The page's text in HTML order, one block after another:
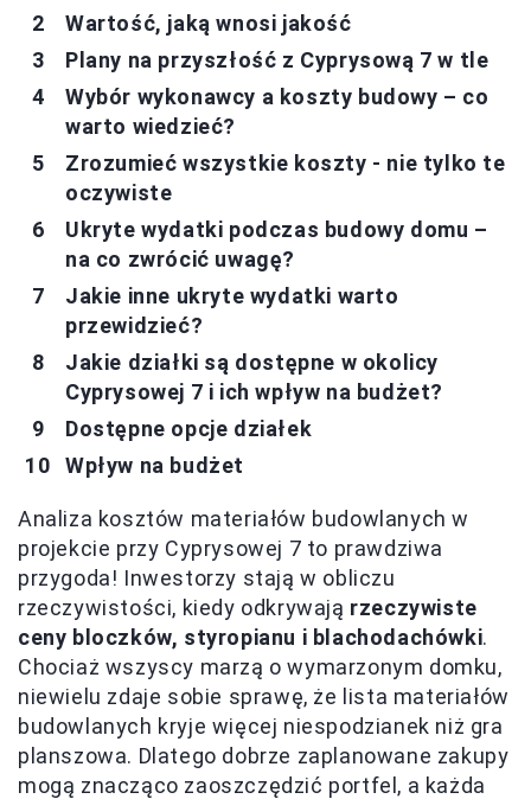
Wartość, jaką wnosi jakość
Plany na przyszłość z Cyprysową 7 w tle
Wybór wykonawcy a koszty budowy – co
warto wiedzieć?
Zrozumieć wszystkie koszty - nie tylko te
oczywiste
Ukryte wydatki podczas budowy domu –
na co zwrócić uwagę?
Jakie inne ukryte wydatki warto
przewidzieć?
Jakie działki są dostępne w okolicy
Cyprysowej 7 i ich wpływ na budżet?
Dostępne opcje działek
Wpływ na budżet
Analiza kosztów materiałów budowlanych w
projekcie przy Cyprysowej 7 to prawdziwa
przygoda! Inwestorzy stają w obliczu
rzeczywistości, kiedy odkrywają rzeczywiste
ceny bloczków, styropianu i blachodachówki.
Chociaż wszyscy marzą o wymarzonym domku,
niewielu zdaje sobie sprawę, że lista materiałów
budowlanych kryje więcej niespodzianek niż gra
planszowa. Dlatego dobrze zaplanowane zakupy
mogą znacząco zaoszczędzić portfel, a każda